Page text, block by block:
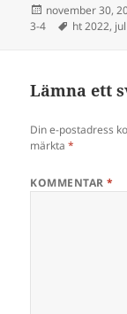
Postat
november 30,
3-4
Taggar
ht 2022, jul
Lämna ett
Din e-postadress
märkta*
KOMMENTAR*